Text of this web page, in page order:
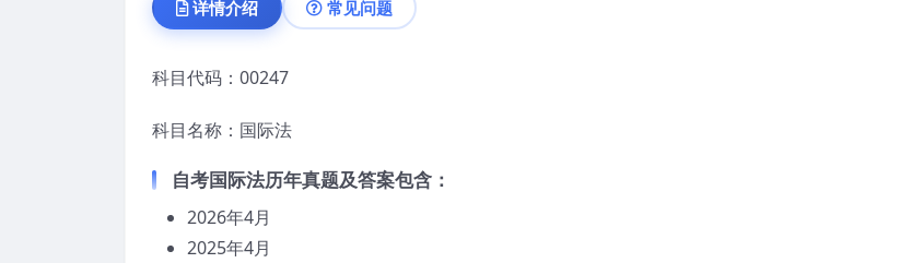
详情介绍 常见问题
科目代码：00247
科目名称：国际法
自考国际法历年真题及答案包含：
2026年4月
2025年4月